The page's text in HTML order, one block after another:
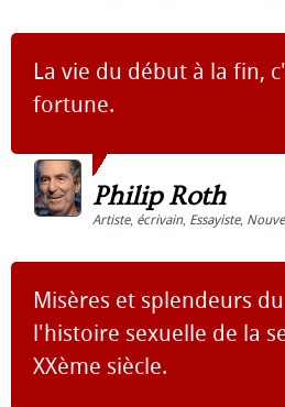
La vie du début à la fin,
fortune.
Philip Roth
Artiste, écrivain, Essayiste,
Misères et splendeurs
l'histoire sexuelle de la
XXème siècle.